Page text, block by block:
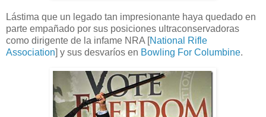
Lástima que un legado tan impresionante haya quedado en
parte empañado por sus posiciones ultraconservadoras
como dirigente de la infame NRA [National Rifle
Association] y sus desvaríos en Bowling For Columbine.